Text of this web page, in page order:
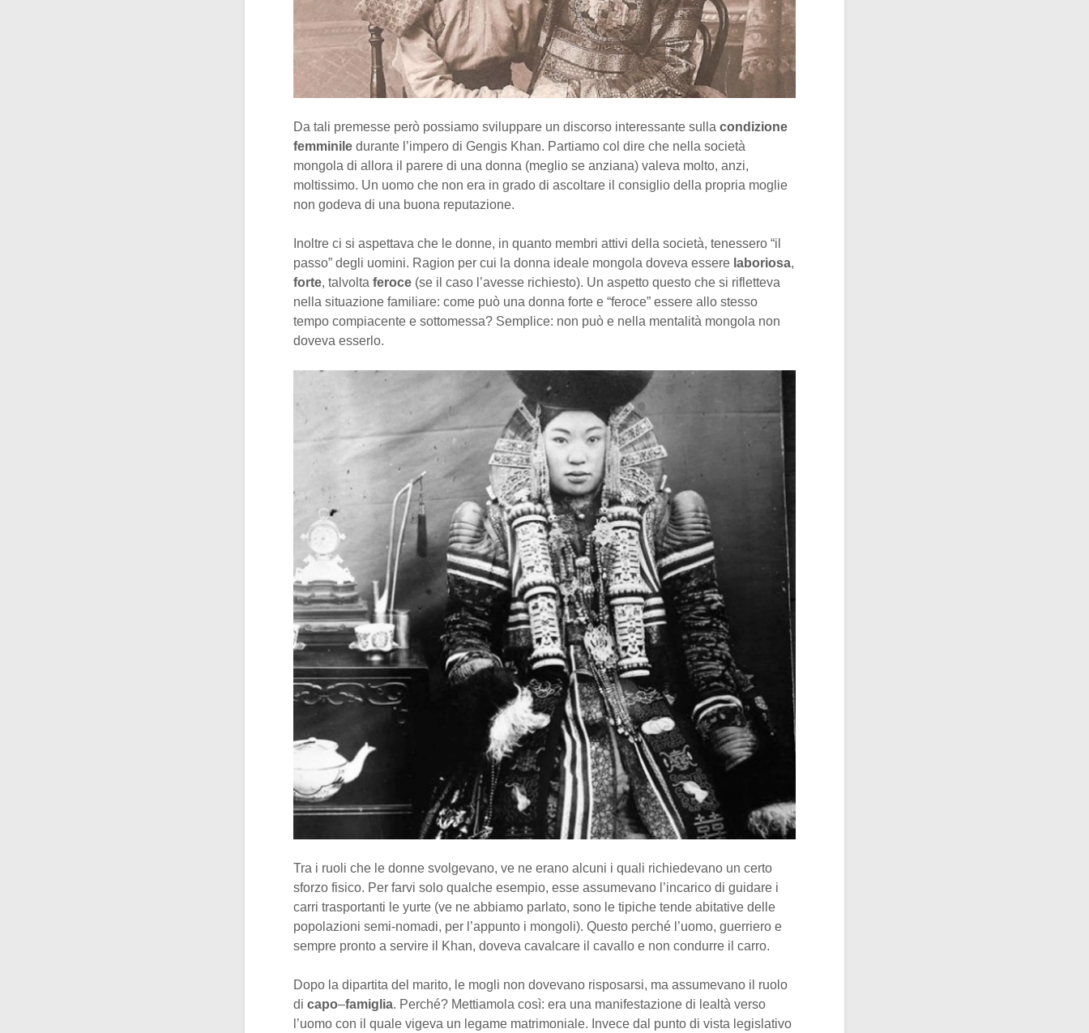
Da tali premesse però possiamo sviluppare un discorso interessante sulla condizione
femminile durante l’impero di Gengis Khan. Partiamo col dire che nella società
mongola di allora il parere di una donna (meglio se anziana) valeva molto, anzi,
moltissimo. Un uomo che non era in grado di ascoltare il consiglio della propria moglie
non godeva di una buona reputazione.
Inoltre ci si aspettava che le donne, in quanto membri attivi della società, tenessero “il
passo” degli uomini. Ragion per cui la donna ideale mongola doveva essere laboriosa,
forte, talvolta feroce (se il caso l’avesse richiesto). Un aspetto questo che si rifletteva
nella situazione familiare: come può una donna forte e “feroce” essere allo stesso
tempo compiacente e sottomessa? Semplice: non può e nella mentalità mongola non
doveva esserlo.
Tra i ruoli che le donne svolgevano, ve ne erano alcuni i quali richiedevano un certo
sforzo fisico. Per farvi solo qualche esempio, esse assumevano l’incarico di guidare i
carri trasportanti le yurte (ve ne abbiamo parlato, sono le tipiche tende abitative delle
popolazioni semi-nomadi, per l’appunto i mongoli). Questo perché l’uomo, guerriero e
sempre pronto a servire il Khan, doveva cavalcare il cavallo e non condurre il carro.
Dopo la dipartita del marito, le mogli non dovevano risposarsi, ma assumevano il ruolo
di capo–famiglia. Perché? Mettiamola così: era una manifestazione di lealtà verso
l’uomo con il quale vigeva un legame matrimoniale. Invece dal punto di vista legislativo